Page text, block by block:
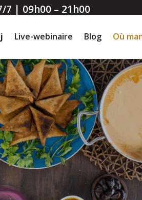
7 | 09h00 – 21h00
Live-webinaire Blog Où